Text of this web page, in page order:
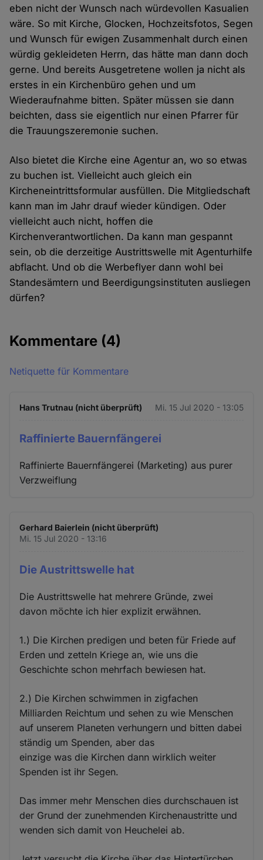
eben nicht der Wunsch nach würdevollen Kasualien
wäre. So mit Kirche, Glocken, Hochzeitsfotos, Segen
und Wunsch für ewigen Zusammenhalt durch einen
würdig gekleideten Herrn, das hätte man dann doch
gerne. Und bereits Ausgetretene wollen ja nicht als
erstes in ein Kirchenbüro gehen und um
Wiederaufnahme bitten. Später müssen sie dann
beichten, dass sie eigentlich nur einen Pfarrer für
die Trauungszeremonie suchen.
Also bietet die Kirche eine Agentur an, wo so etwas
zu buchen ist. Vielleicht auch gleich ein
Kircheneintrittsformular ausfüllen. Die Mitgliedschaft
kann man im Jahr drauf wieder kündigen. Oder
vielleicht auch nicht, hoffen die
Kirchenverantwortlichen. Da kann man gespannt
sein, ob die derzeitige Austrittswelle mit Agenturhilfe
abflacht. Und ob die Werbeflyer dann wohl bei
Standesämtern und Beerdigungsinstituten ausliegen
dürfen?
Kommentare (4)
Netiquette für Kommentare
Hans Trutnau (nicht überprüft) Mi. 15 Jul 2020 - 13:05
Raffinierte Bauernfängerei
Raffinierte Bauernfängerei (Marketing) aus purer
Verzweiflung
Gerhard Baierlein (nicht überprüft)
Mi. 15 Jul 2020 - 13:16
Die Austrittswelle hat
Die Austrittswelle hat mehrere Gründe, zwei
davon möchte ich hier explizit erwähnen.
1.) Die Kirchen predigen und beten für Friede auf
Erden und zetteln Kriege an, wie uns die
Geschichte schon mehrfach bewiesen hat.
2.) Die Kirchen schwimmen in zigfachen
Milliarden Reichtum und sehen zu wie Menschen
auf unserem Planeten verhungern und bitten dabei
ständig um Spenden, aber das
einzige was die Kirchen dann wirklich weiter
Spenden ist ihr Segen.
Das immer mehr Menschen dies durchschauen ist
der Grund der zunehmenden Kirchenaustritte und
wenden sich damit von Heuchelei ab.